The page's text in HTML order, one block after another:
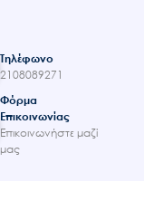
Τηλέφωνο
2108089271
Φόρμα
Επικοινωνίας
Επικοινωνήστε μαζί
μας